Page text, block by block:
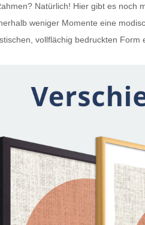
? Natürlich! Hier gibt es noch
weniger Momente eine
vollflächig bedruckten Form